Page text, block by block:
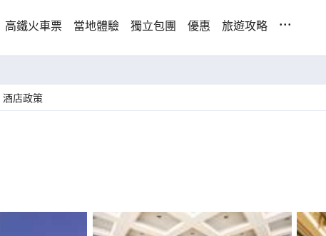
高鐵火車票 當地體驗 獨立包團 優惠 旅遊攻略 ...
酒店政策